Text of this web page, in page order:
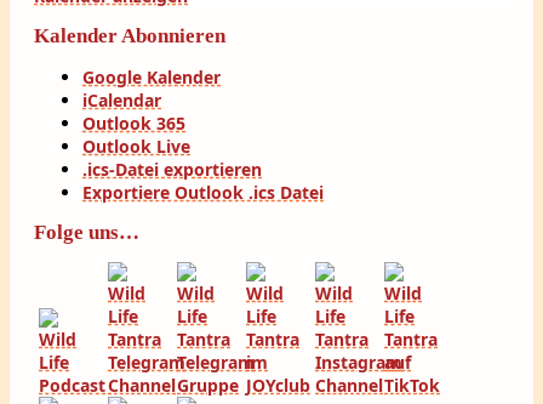
Kalender Abonnieren
Google Kalender
iCalendar
Outlook 365
Outlook Live
.ics-Datei exportieren
Exportiere Outlook .ics Datei
Folge uns…